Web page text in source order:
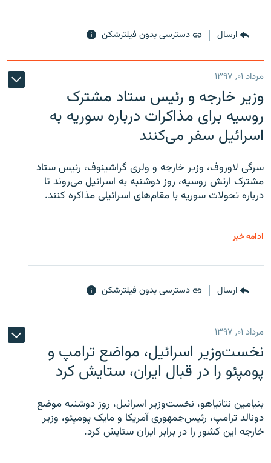
ارسال دسترسی بدون فیلترشکن
مرداد ۰۱, ۱۳۹۷
وزیر خارجه و رئیس‌ ستاد مشترک
روسیه برای مذاکرات درباره سوریه به
اسرائیل سفر می‌کنند
سرگی لاوروف، وزیر خارجه و ولری گراشینوف، رئیس ستاد
مشترک ارتش روسیه، روز دوشنبه به اسرائیل می‌روند تا
درباره تحولات سوریه با مقام‌های اسرائیلی مذاکره کنند.
ادامه خبر
ارسال دسترسی بدون فیلترشکن
مرداد ۰۱, ۱۳۹۷
نخست‌وزیر اسرائیل، مواضع ترامپ و
پومپئو را در قبال ایران، ستایش کرد
بنیامین نتانیاهو، نخست‌وزیر اسرائیل، روز دوشنبه موضع
دونالد ترامپ، رئیس‌جمهوری آمریکا و مایک پومپئو، وزیر
خارجه این کشور را در برابر ایران ستایش کرد.